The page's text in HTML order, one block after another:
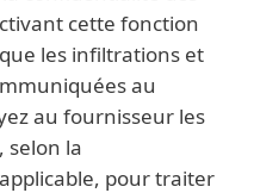
cette fonction
les infiltrations et
au
au fournisseur les
selon la
pour traiter